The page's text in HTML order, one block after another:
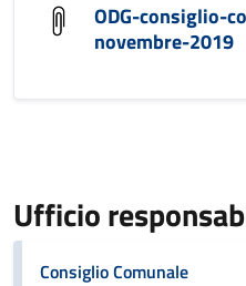
ODG-consiglio-
novembre-2019
Ufficio
Consiglio Comunale